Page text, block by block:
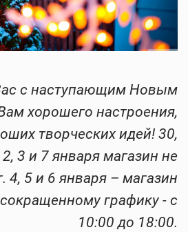
с наступающим Новым
хорошего настроения,
творческих идей! 30,
3 и 7 января магазин не
4, 5 и 6 января – магазин
графику - с
10:00 до 18:00.